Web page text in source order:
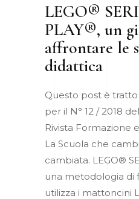
LEGO®
PLAY®, un
affrontare le
didattica
Questo post è
per il N° 12 / 2018
Rivista Formazione
La Scuola che
cambiata. LEGO®
una metodologia di
utilizza i mattoncini